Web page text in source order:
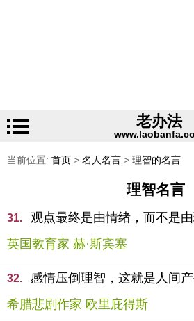
老办法
当前位置: 首页 > 名人名言 > 理智的名言
理智名言
31.
观点最终是由情绪，而不是由
英国教育家 赫·斯宾塞
32.
感情压倒理智，这就是人间产
希腊悲剧作家 欧里庇得斯